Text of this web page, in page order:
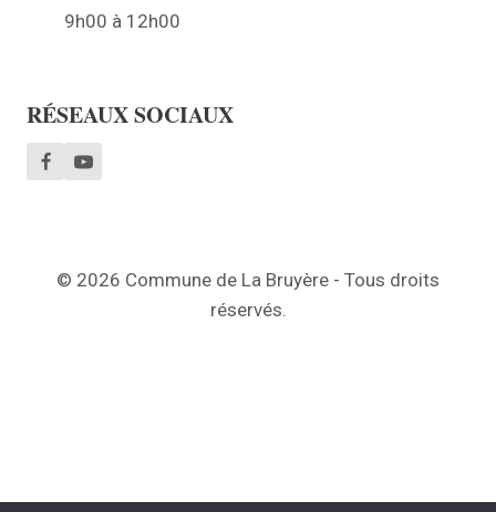
9h00 à 12h00
RÉSEAUX SOCIAUX
© 2026 Commune de La Bruyère - Tous droits
réservés.